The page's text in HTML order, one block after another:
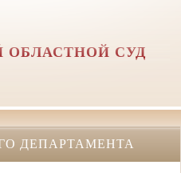
ОБЛАСТНОЙ СУД
ДЕПАРТАМЕНТА